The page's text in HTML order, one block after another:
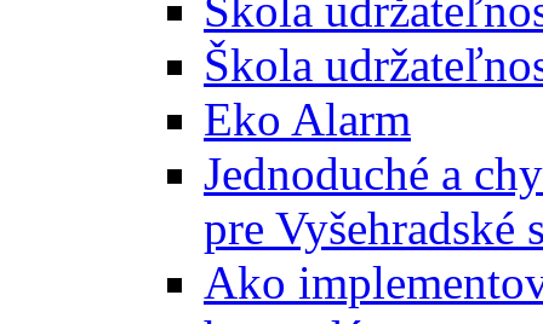
Škola
Eko Alarm
Jednoduché a
pre Vyšehradské
Ako